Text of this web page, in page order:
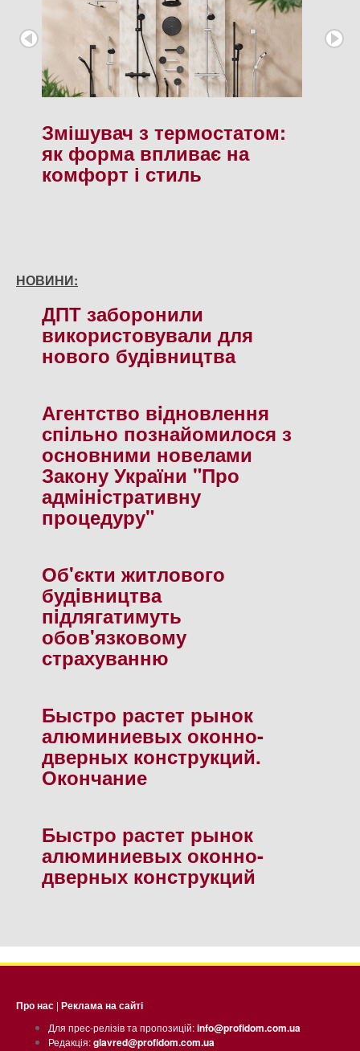
Змішувач з термостатом:
як форма впливає на
комфорт і стиль
НОВИНИ:
ДПТ заборонили
використовували для
нового будiвництва
Агентство вiдновлення
спiльно познайомилося з
основними новелами
Закону України "Про
адмiнiстративну
процедуру"
Об'єкти житлового
будiвництва
пiдлягатимуть
обов'язковому
страхуванню
Быстро растет рынок
алюминиевых оконно-
дверных конструкций.
Окончание
Быстро растет рынок
алюминиевых оконно-
дверных конструкций
Про нас | Реклама на сайті
Для прес-релізів та пропозицій:info@profidom.com.ua
Редакція:glavred@profidom.com.ua